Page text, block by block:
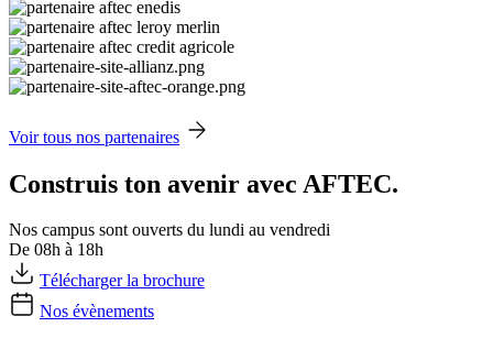
Voir tous nos partenaires
Construis ton avenir avec AFTEC.
Nos campus sont ouverts du lundi au vendredi
De 08h à 18h
Télécharger la brochure
Nos évènements